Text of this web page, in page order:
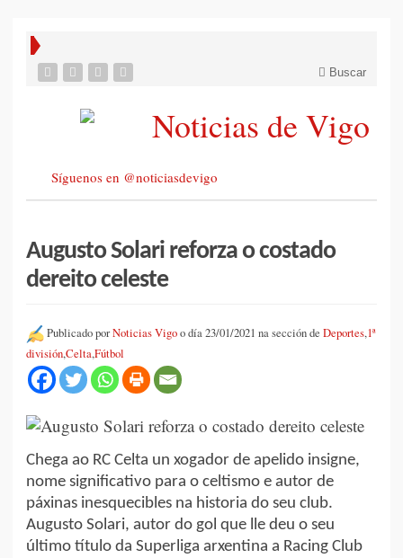
Buscar
Síguenos en @noticiasdevigo
Augusto Solari reforza o costado
dereito celeste
Publicado porNoticias Vigoo día 23/01/2021 na sección de Deportes,1ª
división,Celta,Fútbol
Chega ao RC Celta un xogador de apelido insigne,
nome significativo para o celtismo e autor de
páxinas inesquecibles na historia do seu club.
Augusto Solari, autor do gol que lle deu o seu
último título da Superliga arxentina a Racing Club